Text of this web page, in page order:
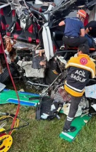
SAĞLIK
EĞİTİM
BÖLGE
KEŞFET